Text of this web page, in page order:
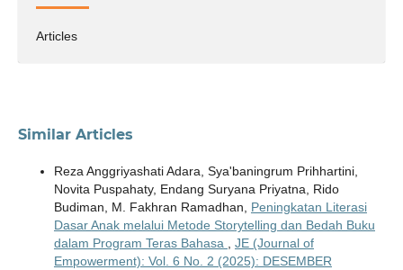
Articles
Similar Articles
Reza Anggriyashati Adara, Sya'baningrum Prihhartini,
Novita Puspahaty, Endang Suryana Priyatna, Rido
Budiman, M. Fakhran Ramadhan, Peningkatan Literasi
Dasar Anak melalui Metode Storytelling dan Bedah Buku
dalam Program Teras Bahasa
JE (Journal of
Empowerment): Vol. 6 No. 2 (2025): DESEMBER